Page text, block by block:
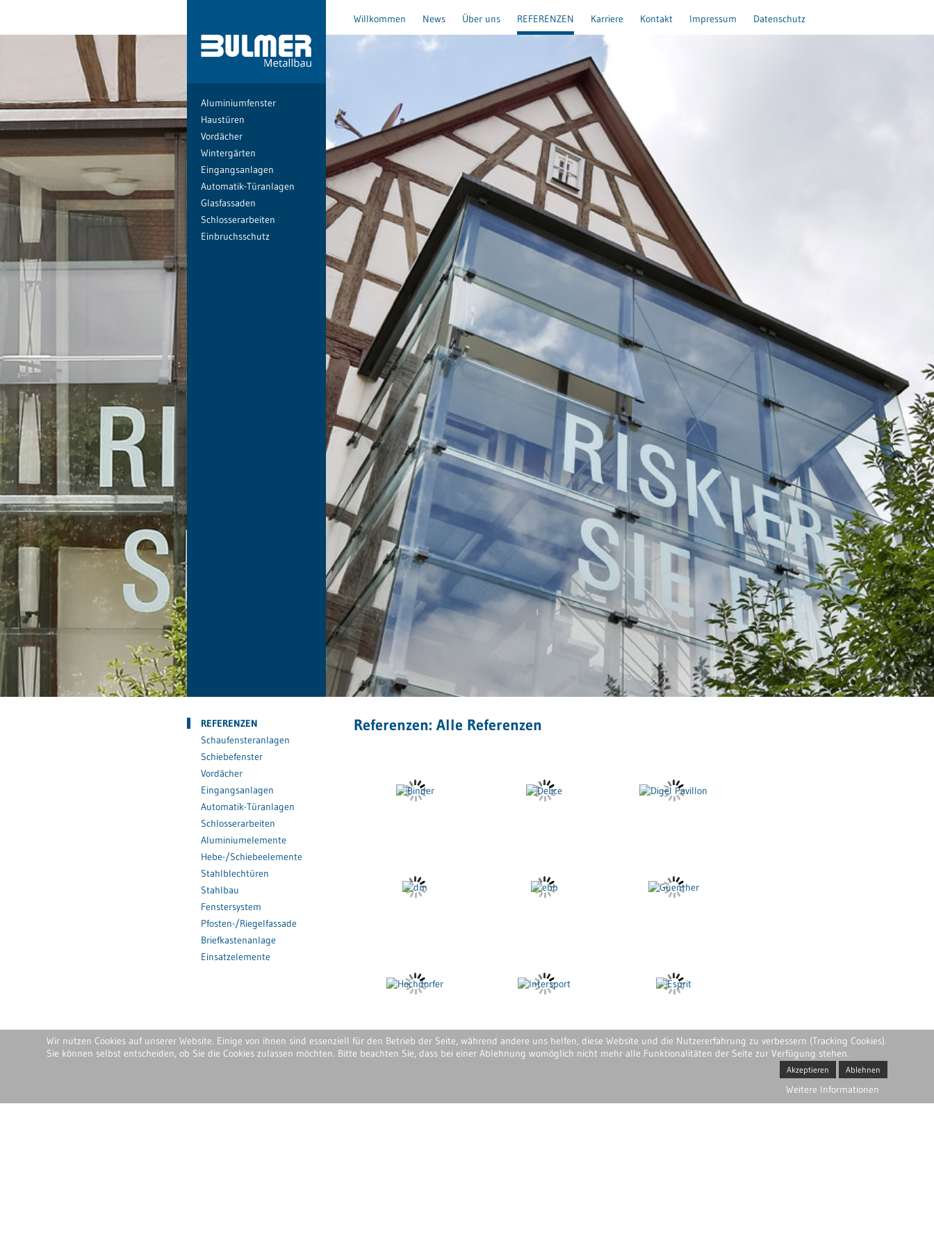
Willkommen News Über uns REFERENZEN Karriere Kontakt Impressum Datenschutz
Aluminiumfenster
Haustüren
Vordächer
Wintergärten
Eingangsanlagen
Automatik-Türanlagen
Glasfassaden
Schlosserarbeiten
Einbruchsschutz
REFERENZEN
Schaufensteranlagen
Schiebefenster
Vordächer
Eingangsanlagen
Automatik-Türanlagen
Schlosserarbeiten
Aluminiumelemente
Hebe-/Schiebeelemente
Stahlblechtüren
Stahlbau
Fenstersystem
Pfosten-/Riegelfassade
Briefkastenanlage
Einsatzelemente
Referenzen: Alle Referenzen
Wir nutzen Cookies auf unserer Website. Einige von ihnen sind essenziell für den Betrieb der Seite, während andere uns helfen, diese Website und die Nutzererfahrung zu verbessern (Tracking Cookies).
Sie können selbst entscheiden, ob Sie die Cookies zulassen möchten. Bitte beachten Sie, dass bei einer Ablehnung womöglich nicht mehr alle Funktionalitäten der Seite zur Verfügung stehen.
Akzeptieren Ablehnen
Weitere Informationen